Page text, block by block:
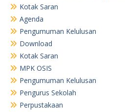
Kotak Saran
Agenda
Pengumuman Kelulusan
Download
Kotak Saran
MPK OSIS
Pengumuman Kelulusan
Pengurus Sekolah
Perpustakaan